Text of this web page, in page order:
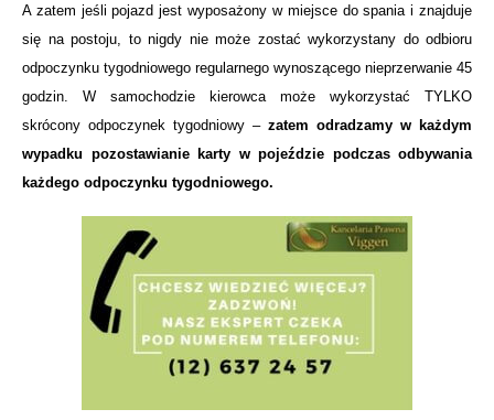
A zatem jeśli pojazd jest wyposażony w miejsce do spania i znajduje
się na postoju, to nigdy nie może zostać wykorzystany do odbioru
odpoczynku tygodniowego regularnego wynoszącego nieprzerwanie 45
godzin. W samochodzie kierowca może wykorzystać TYLKO
skrócony odpoczynek tygodniowy – zatem odradzamy w każdym
wypadku pozostawianie karty w pojeździe podczas odbywania
każdego odpoczynku tygodniowego.